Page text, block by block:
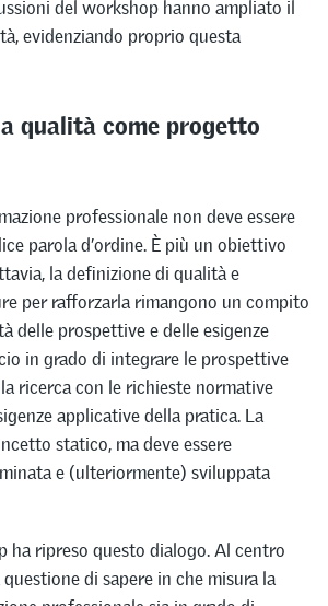
del workshop hanno ampliato il
evidenziando proprio questa
qualità come progetto
professionale non deve essere
parola d’ordine. È più un obiettivo
la definizione di qualità e
per rafforzarla rimangono un compito
delle prospettive e delle esigenze
in grado di integrare le prospettive
ricerca con le richieste normative
applicative della pratica. La
statico, ma deve essere
e (ulteriormente) sviluppata
ha ripreso questo dialogo. Al centro
di sapere in che misura la